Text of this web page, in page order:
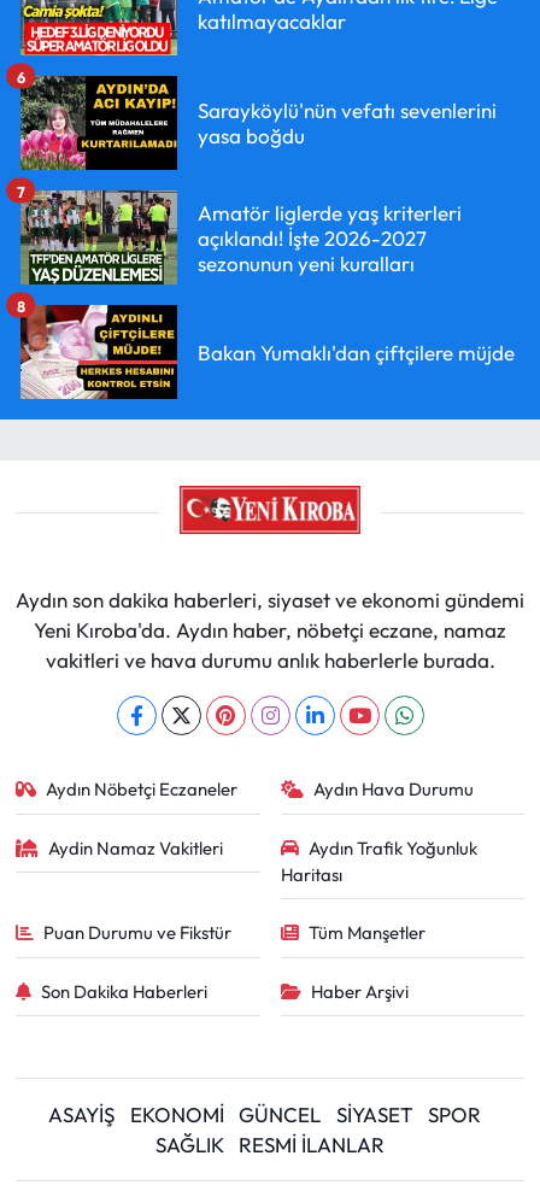
katılmayacaklar
Sarayköylü'nün vefatı sevenlerini
yasa boğdu
6
Amatör liglerde yaş kriterleri
açıklandı! İşte 2026-2027
sezonunun yeni kuralları
7
Bakan Yumaklı'dan çiftçilere müjde
8
Aydın son dakika haberleri, siyaset ve ekonomi gündemi
Yeni Kıroba'da. Aydın haber, nöbetçi eczane, namaz
vakitleri ve hava durumu anlık haberlerle burada.
Aydın Nöbetçi Eczaneler Aydın Hava Durumu
Aydin Namaz Vakitleri
Aydın Trafik Yoğunluk
Haritası
Puan Durumu ve Fikstür Tüm Manşetler
Son Dakika Haberleri Haber Arşivi
ASAYİŞ EKONOMİ GÜNCEL SİYASET
SPOR
SAĞLIK
RESMİ İLANLAR